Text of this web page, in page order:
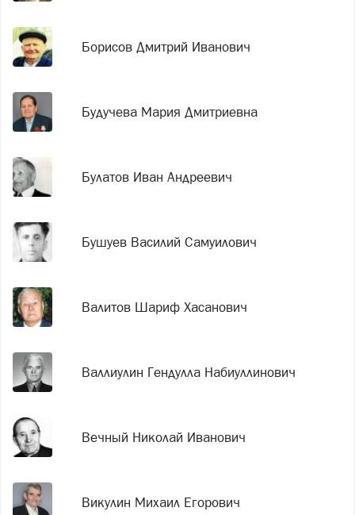
Борисов Дмитрий Иванович
Будучева Мария Дмитриевна
Булатов Иван Андреевич
Бушуев Василий Самуилович
Валитов Шариф Хасанович
Валлиулин Гендулла Набиуллинович
Вечный Николай Иванович
Викулин Михаил Егорович